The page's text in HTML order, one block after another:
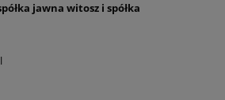
jawna witosz i spółka